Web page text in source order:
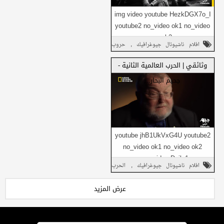
شارك على فيسبوك
شارك على تويتر
شارك في واتساب
img video youtube HezkDGX7o_I
youtube2 no_video ok1 no_video
ok2 ...
افلام ناشيونال جيوغرافيك , حروب
تاريخية,وثائقي
شارك هذا مع
أصدقائك
شارك على فيسبوك
شارك على تويتر
وثائقي | الحرب العالمية الثانية -
جحيم البحار...
youtube jhB1UkVxG4U youtube2
no_video ok1 no_video ok2
no_video Daily1...
افلام ناشيونال جيوغرافيك , الحرب
العالمية,حروب تاريخية,وثائقي
شارك هذا مع
عرض المزيد